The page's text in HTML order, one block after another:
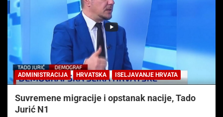
ADMINISTRACIJA HRVATSKA ISELJAVANJE HRVATA
Suvremene migracije i opstanak nacije, Tado
Jurić N1